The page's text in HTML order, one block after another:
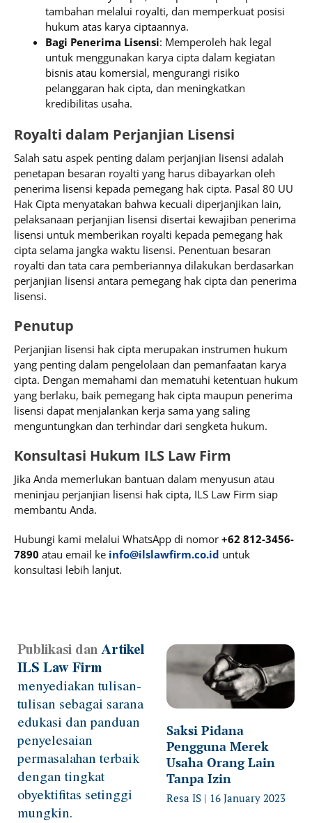
tambahan melalui royalti, dan memperkuat posisi
hukum atas karya ciptaannya.
Bagi Penerima Lisensi: Memperoleh hak legal
untuk menggunakan karya cipta dalam kegiatan
bisnis atau komersial, mengurangi risiko
pelanggaran hak cipta, dan meningkatkan
kredibilitas usaha.
Royalti dalam Perjanjian Lisensi
Salah satu aspek penting dalam perjanjian lisensi adalah
penetapan besaran royalti yang harus dibayarkan oleh
penerima lisensi kepada pemegang hak cipta. Pasal 80 UU
Hak Cipta menyatakan bahwa kecuali diperjanjikan lain,
pelaksanaan perjanjian lisensi disertai kewajiban penerima
lisensi untuk memberikan royalti kepada pemegang hak
cipta selama jangka waktu lisensi. Penentuan besaran
royalti dan tata cara pemberiannya dilakukan berdasarkan
perjanjian lisensi antara pemegang hak cipta dan penerima
lisensi.
Penutup
Perjanjian lisensi hak cipta merupakan instrumen hukum
yang penting dalam pengelolaan dan pemanfaatan karya
cipta. Dengan memahami dan mematuhi ketentuan hukum
yang berlaku, baik pemegang hak cipta maupun penerima
lisensi dapat menjalankan kerja sama yang saling
menguntungkan dan terhindar dari sengketa hukum.
Konsultasi Hukum ILS Law Firm
Jika Anda memerlukan bantuan dalam menyusun atau
meninjau perjanjian lisensi hak cipta, ILS Law Firm siap
membantu Anda.
Hubungi kami melalui WhatsApp di nomor +62 812-3456-
7890 atau email ke info@ilslawfirm.co.id untuk
konsultasi lebih lanjut.
Publikasi danArtikel
ILS Law Firm
menyediakan tulisan-
tulisan sebagai sarana
edukasi dan panduan
penyelesaian
permasalahan terbaik
dengan tingkat
obyektifitas setinggi
mungkin.
Saksi Pidana
Pengguna Merek
Usaha Orang Lain
Tanpa Izin
Resa IS 16 January 2023
PagePagePage